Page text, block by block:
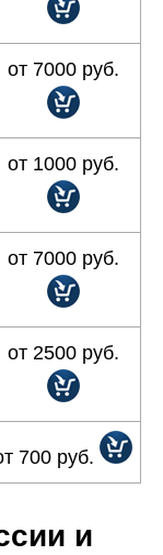
от 7000 руб.
от 1000 руб.
от 7000 руб.
от 2500 руб.
700 руб.
и